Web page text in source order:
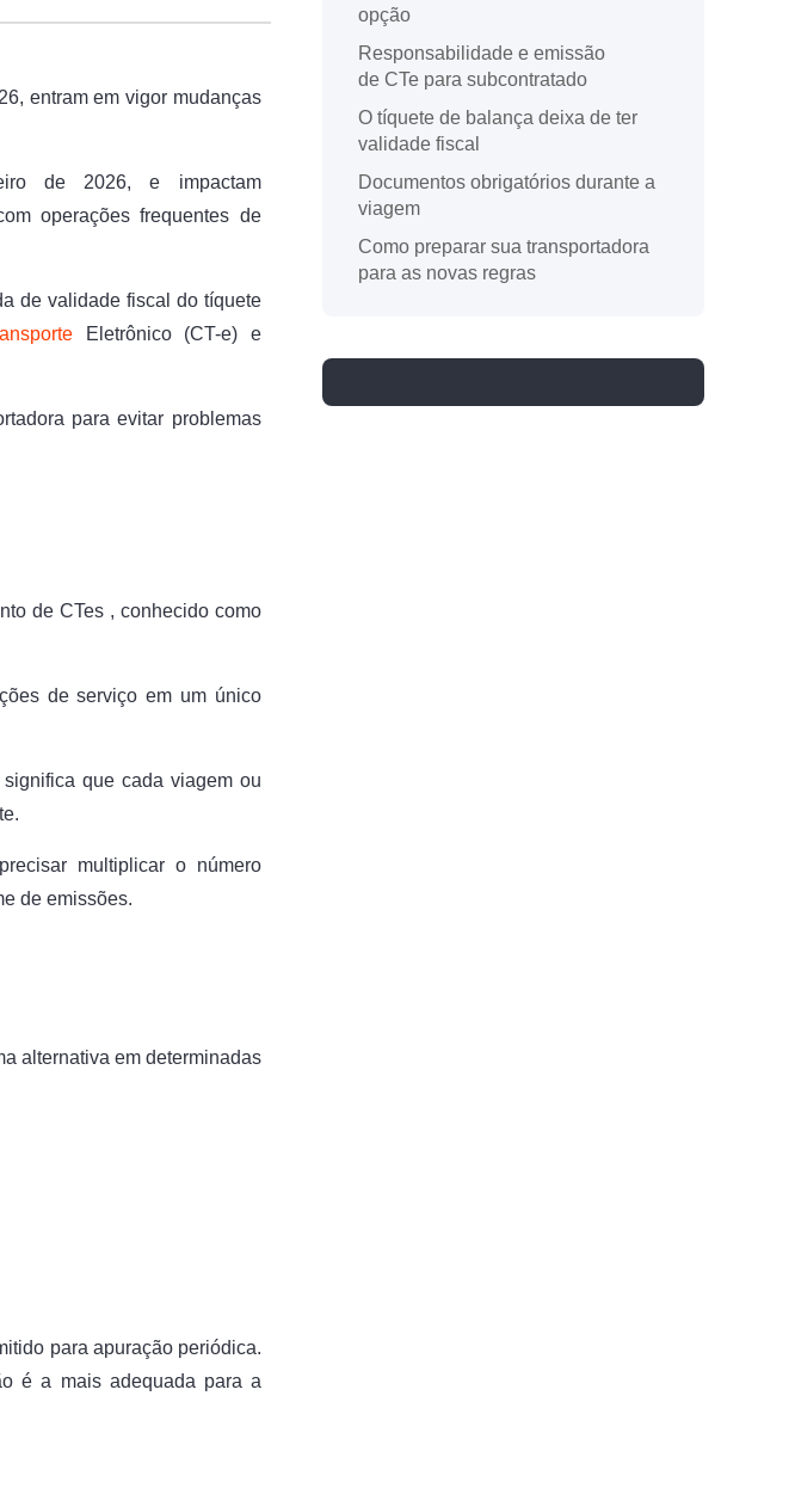
entram em vigor mudanças
de 2026, e impactam
operações frequentes de
de validade fiscal do tíquete
Eletrônico (CT-e) e
para evitar problemas
de CTes , conhecido como
de serviço em um único
que cada viagem ou
multiplicar o número
de emissões.
alternativa em determinadas
para apuração periódica.
é a mais adequada para a
opção
Responsabilidade e emissão
de CTe para subcontratado
O tíquete de balança deixa de ter
validade fiscal
Documentos obrigatórios durante a
viagem
Como preparar sua transportadora
para as novas regras